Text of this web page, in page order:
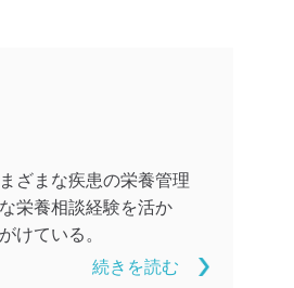
ざまな疾患の栄養管理
栄養相談経験を活か
けている。
続きを読む